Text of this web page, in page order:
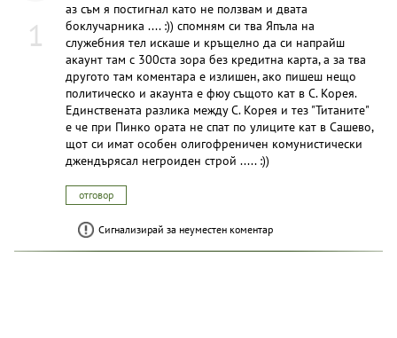
1
аз съм я постигнал като не ползвам и двата
бoклyчapникa .... :)) спомням си тва Япъла на
служебния тел искаше и кръщелно да си напрайш
акаунт там с 300ста зора без кредитна карта, а за тва
другото там коментара е излишен, ако пишеш нещо
политическо и акаунта е фюу същото кат в С. Корея.
Единствената разлика между С. Корея и тез "Титаните"
е че при Пинко ората не спат по улиците кат в Сашево,
щот си имат особен олигофpеничeн комунистически
джендърясал негрoиден строй ..... :))
отговор
Сигнализирай за неуместен коментар